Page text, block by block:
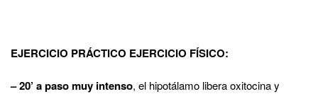
EJERCICIO PRÁCTICO EJERCICIO FÍSICO:
–20’ a paso muy intenso, el hipotálamo libera oxitocina y